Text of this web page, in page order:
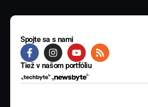
Spojte sa s nami
Tiež v našom portfóliu